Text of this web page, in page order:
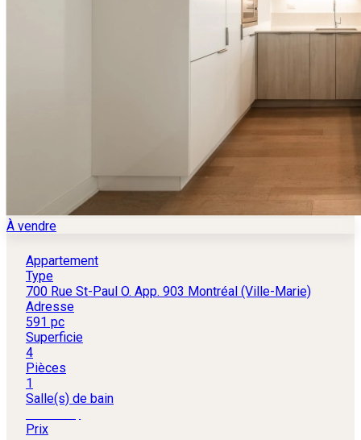
À vendre
Appartement
Type
700 Rue St-Paul O. App. 903 Montréal (Ville-Marie)
Adresse
591 pc
Superficie
4
Pièces
1
Salle(s) de bain
Prix